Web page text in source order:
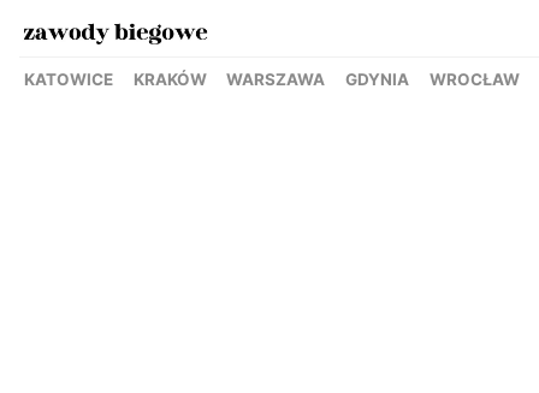
KATOWICE KRAKÓW WARSZAWA GDYNIA WROCŁAW